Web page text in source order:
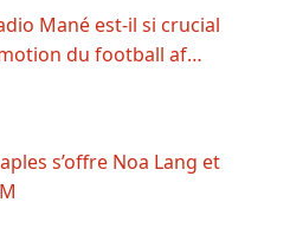
Mané est-il si crucial
du football af…
s’offre Noa Lang et